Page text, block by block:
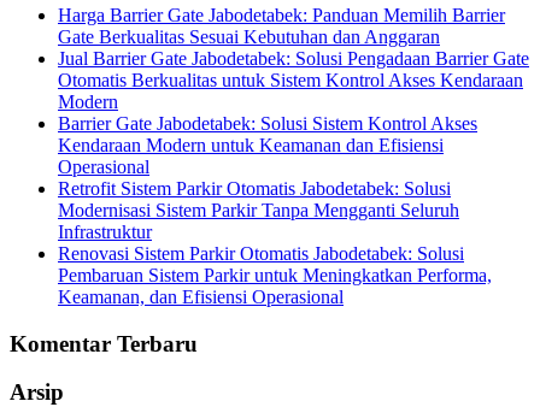
Harga Barrier Gate Jabodetabek: Panduan Memilih Barrier
Gate Berkualitas Sesuai Kebutuhan dan Anggaran
Jual Barrier Gate Jabodetabek: Solusi Pengadaan Barrier Gate
Otomatis Berkualitas untuk Sistem Kontrol Akses Kendaraan
Modern
Barrier Gate Jabodetabek: Solusi Sistem Kontrol Akses
Kendaraan Modern untuk Keamanan dan Efisiensi
Operasional
Retrofit Sistem Parkir Otomatis Jabodetabek: Solusi
Modernisasi Sistem Parkir Tanpa Mengganti Seluruh
Infrastruktur
Renovasi Sistem Parkir Otomatis Jabodetabek: Solusi
Pembaruan Sistem Parkir untuk Meningkatkan Performa,
Keamanan, dan Efisiensi Operasional
Komentar Terbaru
Arsip